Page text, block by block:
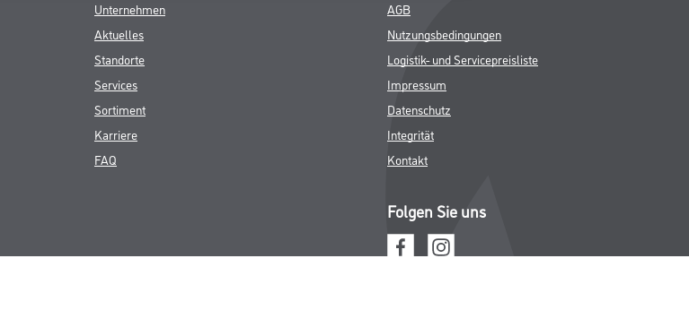
Unternehmen
Aktuelles
Standorte
Services
Sortiment
Karriere
FAQ
AGB
Nutzungsbedingungen
Logistik- und Servicepreisliste
Impressum
Datenschutz
Integrität
Kontakt
Folgen Sie uns